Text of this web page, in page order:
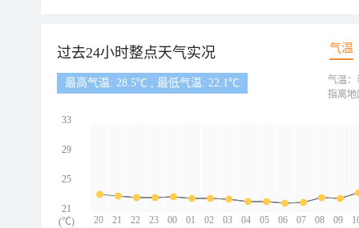
过去24小时整点天气实况 气温
最高气温: 28.5℃ , 最低气温: 22.1℃
20 21 22 23 00 01 02 03 04 05 06 07 08 09
33
29
25
21
(℃)
气温：
指离地